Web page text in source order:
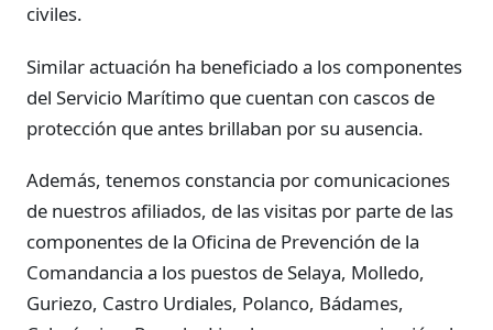
civiles.
Similar actuación ha beneficiado a los componentes
del Servicio Marítimo que cuentan con cascos de
protección que antes brillaban por su ausencia.
Además, tenemos constancia por comunicaciones
de nuestros afiliados, de las visitas por parte de las
componentes de la Oficina de Prevención de la
Comandancia a los puestos de Selaya, Molledo,
Guriezo, Castro Urdiales, Polanco, Bádames,